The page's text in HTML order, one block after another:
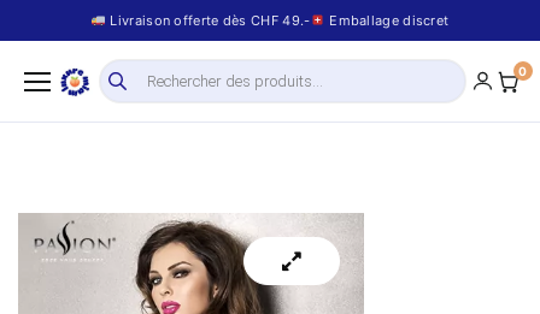
Livraison offerte dès CHF 49.- Emballage discret
0